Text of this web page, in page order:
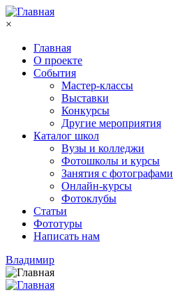
Перейти к основному содержанию
×
Главная
О проекте
События
Мастер-классы
Выставки
Конкурсы
Другие мероприятия
Каталог школ
Вузы и колледжи
Фотошколы и курсы
Занятия с фотографами
Онлайн-курсы
Фотоклубы
Статьи
Фототуры
Написать нам
Владимир